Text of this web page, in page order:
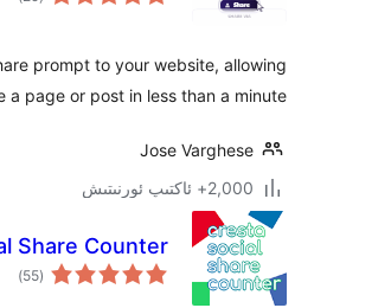
prompt to your website, allowing
a page or post in less than a minute.
Jose Varghese
2,000+ ئاكتىپ ئورنىتىش
Share Counter
(55
)